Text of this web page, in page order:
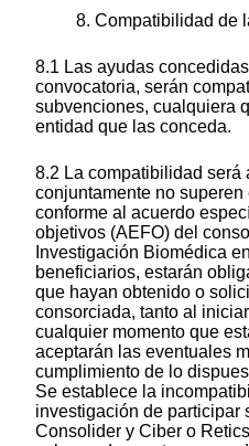
8. Compatibilidad de
8.1 Las ayudas
convocatoria, serán
subvenciones, cualquiera
entidad que las conceda.
8.2 La compatibilidad será
conjuntamente no
conforme al acuerdo
objetivos (AEFO) del
Investigación Biomédica
beneficiarios, estarán
que hayan obtenido o
consorciada, tanto al
cualquier momento que
aceptarán las eventuales
cumplimiento de lo
Se establece la
investigación de participar
Consolider y Ciber o